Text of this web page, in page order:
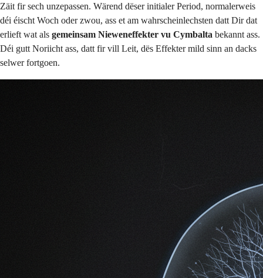
Zäit fir sech unzepassen. Wärend dëser initialer Period, normalerweis
déi éischt Woch oder zwou, ass et am wahrscheinlechsten datt Dir dat
erlieft wat als gemeinsam Nieweneffekter vu Cymbalta bekannt ass.
Déi gutt Noriicht ass, datt fir vill Leit, dës Effekter mild sinn an dacks
selwer fortgoen.